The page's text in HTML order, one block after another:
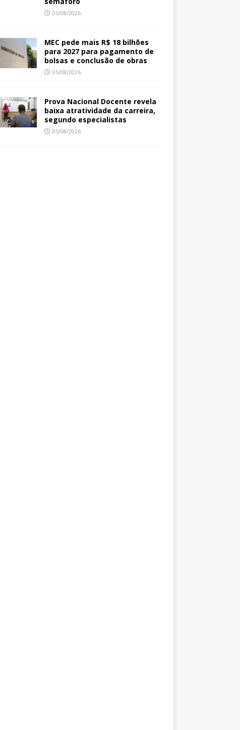
05/08/2026
MEC pede mais R$ 18 bilhões
para 2027 para pagamento de
bolsas e conclusão de obras
05/08/2026
Prova Nacional Docente revela
baixa atratividade da carreira,
segundo especialistas
05/08/2026